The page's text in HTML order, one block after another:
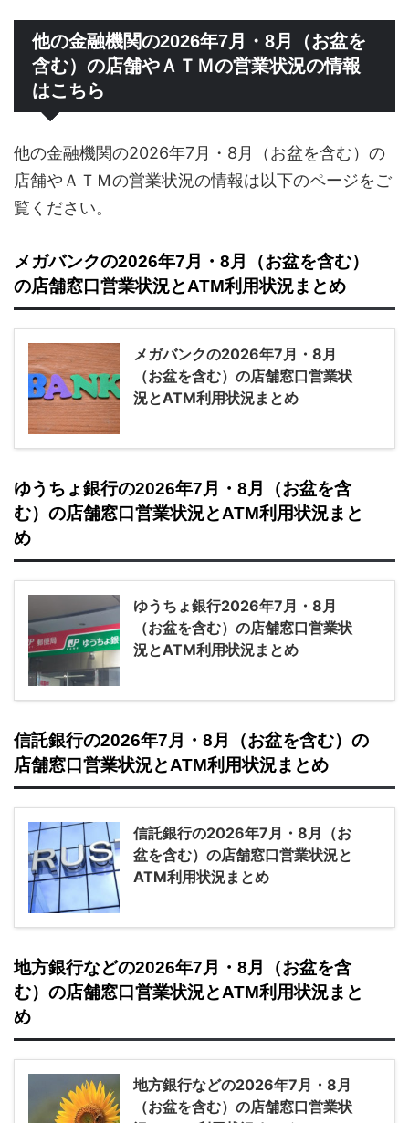
他の金融機関の2026年7月・8月（お盆を
含む）の店舗やＡＴＭの営業状況の情報
はこちら
他の金融機関の2026年7月・8月（お盆を含む）の
店舗やＡＴＭの営業状況の情報は以下のページをご
覧ください。
メガバンクの2026年7月・8月（お盆を含む）
の店舗窓口営業状況とATM利用状況まとめ
メガバンクの2026年7月・8月
（お盆を含む）の店舗窓口営業状
況とATM利用状況まとめ
ゆうちょ銀行の2026年7月・8月（お盆を含
む）の店舗窓口営業状況とATM利用状況まと
め
ゆうちょ銀行2026年7月・8月
（お盆を含む）の店舗窓口営業状
況とATM利用状況まとめ
信託銀行の2026年7月・8月（お盆を含む）の
店舗窓口営業状況とATM利用状況まとめ
信託銀行の2026年7月・8月（お
盆を含む）の店舗窓口営業状況と
ATM利用状況まとめ
地方銀行などの2026年7月・8月（お盆を含
む）の店舗窓口営業状況とATM利用状況まと
め
地方銀行などの2026年7月・8月
（お盆を含む）の店舗窓口営業状